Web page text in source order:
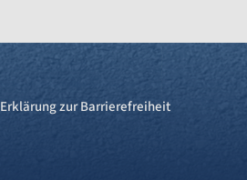
Erklärung zur Barrierefreiheit